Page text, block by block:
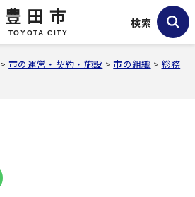
豊田市
TOYOTA CITY
検索
>市の運営・契約・施設 >市の組織 > 総務